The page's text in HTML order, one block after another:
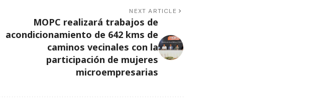
NEXT ARTICLE
MOPC realizará trabajos de
acondicionamiento de 642 kms de
caminos vecinales con la
participación de mujeres
microempresarias